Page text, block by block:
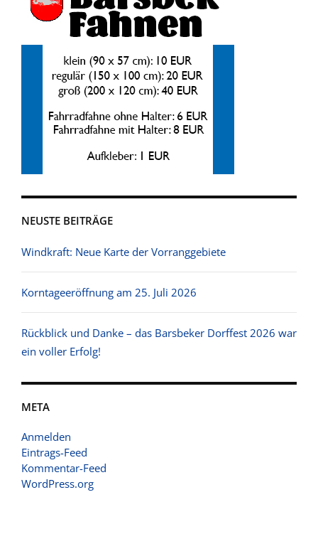
NEUSTE BEITRÄGE
Windkraft: Neue Karte der Vorranggebiete
Korntageeröffnung am 25. Juli 2026
Rückblick und Danke – das Barsbeker Dorffest 2026 war
ein voller Erfolg!
META
Anmelden
Eintrags-Feed
Kommentar-Feed
WordPress.org